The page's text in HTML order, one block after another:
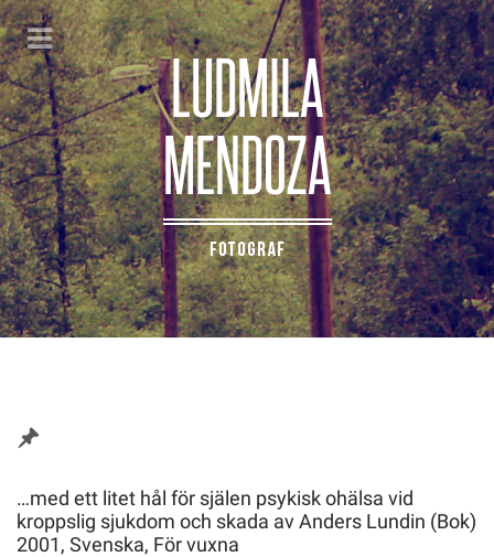
…med ett litet hål för själen psykisk ohälsa vid
kroppslig sjukdom och skada av Anders Lundin (Bok)
2001, Svenska, För vuxna